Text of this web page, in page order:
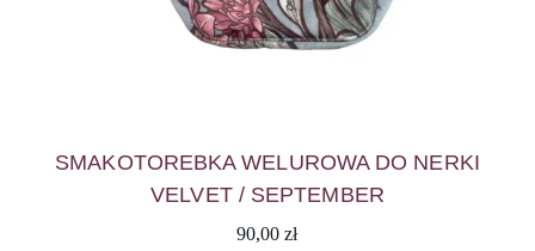
SMAKOTOREBKA WELUROWA DO NERKI
VELVET / SEPTEMBER
90,00zł